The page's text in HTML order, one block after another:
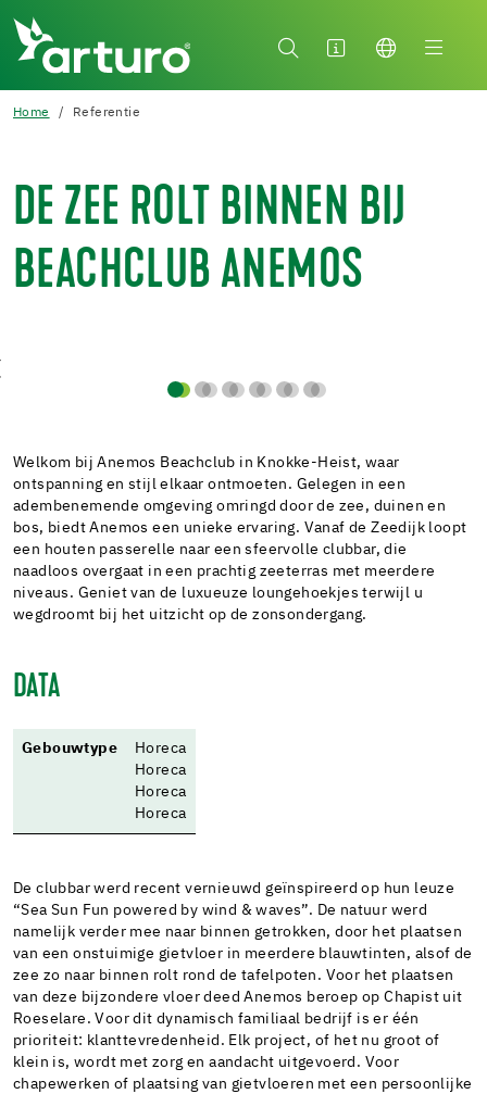
Home Referentie
DE ZEE ROLT BINNEN BIJ
BEACHCLUB ANEMOS
Welkom bij Anemos Beachclub in Knokke-Heist, waar
ontspanning en stijl elkaar ontmoeten. Gelegen in een
adembenemende omgeving omringd door de zee, duinen en
bos, biedt Anemos een unieke ervaring. Vanaf de Zeedijk loopt
een houten passerelle naar een sfeervolle clubbar, die
naadloos overgaat in een prachtig zeeterras met meerdere
niveaus. Geniet van de luxueuze loungehoekjes terwijl u
wegdroomt bij het uitzicht op de zonsondergang.
DATA
Gebouwtype
Horeca
Horeca
Horeca
Horeca
De clubbar werd recent vernieuwd geïnspireerd op hun leuze
“Sea Sun Fun powered by wind & waves”. De natuur werd
namelijk verder mee naar binnen getrokken, door het plaatsen
van een onstuimige gietvloer in meerdere blauwtinten, alsof de
zee zo naar binnen rolt rond de tafelpoten. Voor het plaatsen
van deze bijzondere vloer deed Anemos beroep op Chapist uit
Roeselare. Voor dit dynamisch familiaal bedrijf is er één
prioriteit: klanttevredenheid. Elk project, of het nu groot of
klein is, wordt met zorg en aandacht uitgevoerd. Voor
chapewerken of plaatsing van gietvloeren met een persoonlijke